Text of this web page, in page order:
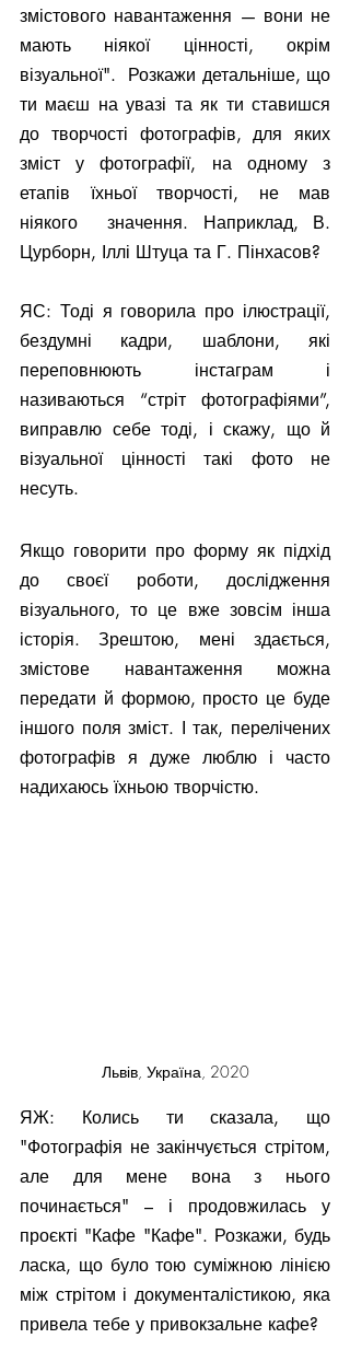
змістового навантаження — вони не
мають ніякої цінності, окрім
візуальної".  Розкажи детальніше, що
ти маєш на увазі та як ти ставишся
до творчості фотографів, для яких
зміст у фотографії, на одному з
етапів їхньої творчості, не мав
ніякого  значення. Наприклад, В.
Цурборн, Іллі Штуца та Г. Пінхасов?
ЯС: Тоді я говорила про ілюстрації,
бездумні кадри, шаблони, які
переповнюють інстаграм і
називаються “стріт фотографіями”,
виправлю себе тоді, і скажу, що й
візуальної цінності такі фото не
несуть.
Якщо говорити про форму як підхід
до своєї роботи, дослідження
візуального, то це вже зовсім інша
історія. Зрештою, мені здається,
змістове навантаження можна
передати й формою, просто це буде
іншого поля зміст. І так, перелічених
фотографів я дуже люблю і часто
надихаюсь їхньою творчістю.
Львів, Україна, 2020
ЯЖ: Колись ти сказала, що
"Фотографія не закінчується стрітом,
але для мене вона з нього
починається" – і продовжилась у
проєкті "Кафе "Кафе". Розкажи, будь
ласка, що було тою суміжною лінією
між стрітом і документалістикою, яка
привела тебе у привокзальне кафе?